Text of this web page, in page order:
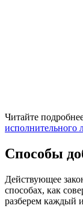
Читайте
исполнительного
Способы
Действующее
способах, как
разберем каждый